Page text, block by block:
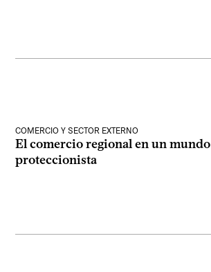
COMERCIO Y SECTOR EXTERNO
El comercio regional en un mundo
proteccionista